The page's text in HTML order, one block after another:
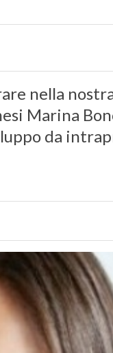
nella
Marina
da